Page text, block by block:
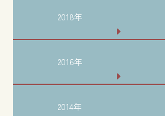
2018年
2016年
2014年